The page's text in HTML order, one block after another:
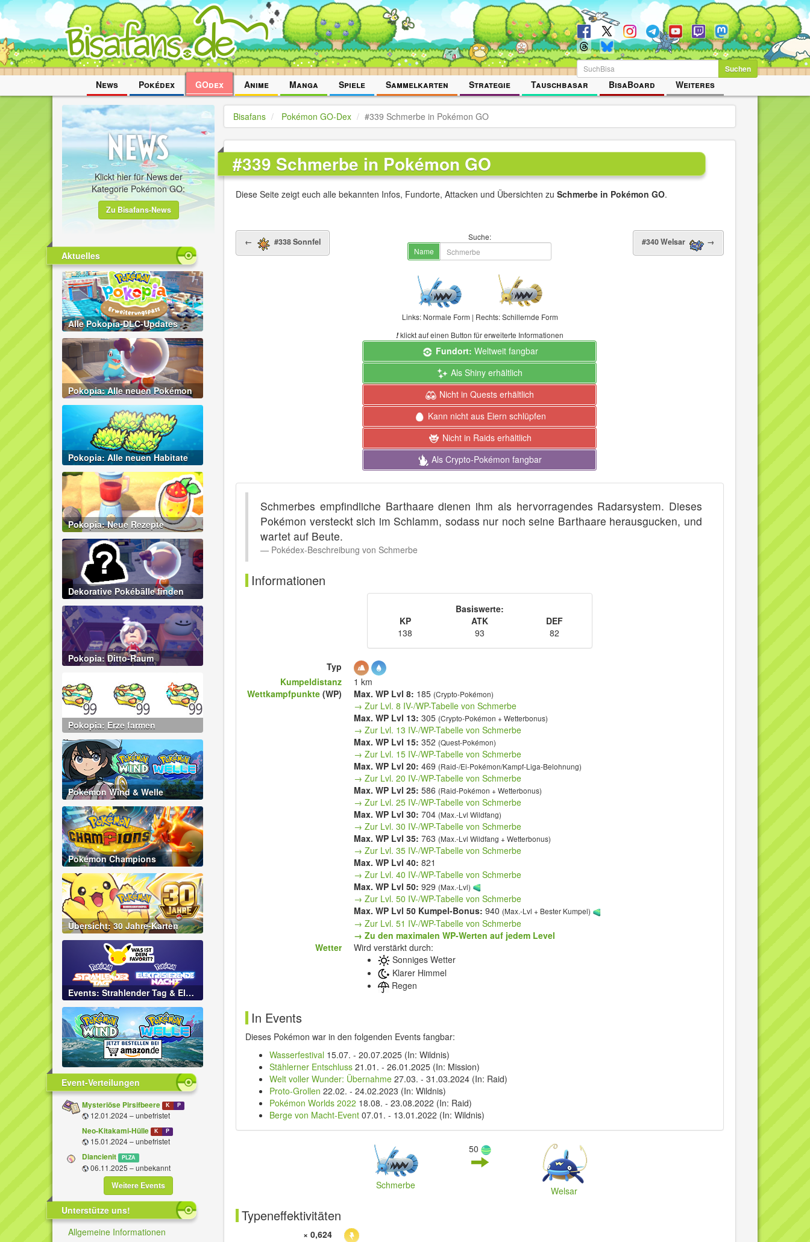
überspringen
News Pokédex GOdex Anime Manga Spiele Sammelkarten Strategie Tauschbasar BisaBoard Weiteres
Suchen
Klickt hier für News der
Kategorie Pokémon GO:
Zu Bisafans-News
Aktuelles
Alle Pokopia-DLC-Updates
Pokopia: Alle neuen Pokémon
Pokopia: Alle neuen Habitate
Pokopia: Neue Rezepte
Dekorative Pokébälle finden
Pokopia: Ditto-Raum
Pokopia: Erze farmen
Pokémon Wind & Welle
Pokémon Champions
Übersicht: 30 Jahre-Karten
Events: Strahlender Tag & Elektrisierende Nacht
Event-Verteilungen
Mysteriöse Pirsifbeere K P
12.01.2024 – unbefristet
Neo-Kitakami-Hülle
K P
15.01.2024 – unbefristet
Diancienit
PLZA
06.11.2025 – unbekannt
Weitere Events
Unterstütze uns!
Allgemeine Informationen
Bisafans Pokémon GO-Dex #339 Schmerbe in Pokémon GO
#339 Schmerbe in Pokémon GO
Diese Seite zeigt euch alle bekannten Infos, Fundorte, Attacken und Übersichten zuSchmerbe in Pokémon GO.
← #338 Sonnfel
Suche:
Name
#340 Welsar →
Links: Normale Form | Rechts: Schillernde Form
!klickt auf einen Button für erweiterte Informationen
Fundort: Weltweit fangbar
Als Shiny erhältlich
Nicht in Quests erhältlich
Kann nicht aus Eiern schlüpfen
Nicht in Raids erhältlich
Als Crypto-Pokémon fangbar
Schmerbes empfindliche Barthaare dienen ihm als hervorragendes Radarsystem. Dieses
Pokémon versteckt sich im Schlamm, sodass nur noch seine Barthaare herausgucken, und
wartet auf Beute.
Pokédex-Beschreibung von Schmerbe
Informationen
Basiswerte:
KP
138
ATK
93
DEF
82
Typ
Kumpeldistanz
1 km
Wettkampfpunkte (WP) Max. WP Lvl 8: 185 (Crypto-Pokémon)
→ Zur Lvl. 8 IV-/WP-Tabelle von Schmerbe
Max. WP Lvl 13: 305 (Crypto-Pokémon + Wetterbonus)
→ Zur Lvl. 13 IV-/WP-Tabelle von Schmerbe
Max. WP Lvl 15: 352 (Quest-Pokémon)
→ Zur Lvl. 15 IV-/WP-Tabelle von Schmerbe
Max. WP Lvl 20: 469 (Raid-/Ei-Pokémon/Kampf-Liga-Belohnung)
→ Zur Lvl. 20 IV-/WP-Tabelle von Schmerbe
Max. WP Lvl 25: 586 (Raid-Pokémon + Wetterbonus)
→ Zur Lvl. 25 IV-/WP-Tabelle von Schmerbe
Max. WP Lvl 30: 704 (Max.-Lvl Wildfang)
→ Zur Lvl. 30 IV-/WP-Tabelle von Schmerbe
Max. WP Lvl 35: 763 (Max.-Lvl Wildfang + Wetterbonus)
→ Zur Lvl. 35 IV-/WP-Tabelle von Schmerbe
Max. WP Lvl 40: 821
→ Zur Lvl. 40 IV-/WP-Tabelle von Schmerbe
Max. WP Lvl 50: 929 (Max.-Lvl)
→ Zur Lvl. 50 IV-/WP-Tabelle von Schmerbe
Max. WP Lvl 50 Kumpel-Bonus: 940 (Max.-Lvl + Bester Kumpel)
→ Zur Lvl. 51 IV-/WP-Tabelle von Schmerbe
→ Zu den maximalen WP-Werten auf jedem Level
Wetter
Wird verstärkt durch:
Sonniges Wetter
Klarer Himmel
Regen
In Events
Dieses Pokémon war in den folgenden Events fangbar:
Wasserfestival 15.07. -20.07.2025 (In: Wildnis)
Stählerner Entschluss 21.01. -26.01.2025 (In: Mission)
Welt voller Wunder: Übernahme 27.03. -31.03.2024 (In: Raid)
Proto-Grollen 22.02. -24.02.2023 (In: Wildnis)
Pokémon Worlds 2022 18.08. -23.08.2022 (In: Raid)
Berge von Macht-Event 07.01. - 13.01.2022 (In: Wildnis)
Schmerbe
50
Welsar
Typeneffektivitäten
× 0,624